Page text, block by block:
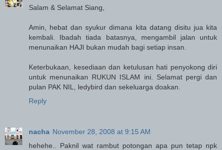
Salam & Selamat Siang,
Amin, hebat dan syukur dimana kita datang disitu jua kita
kembali. Ibadah tiada batasnya, mengambil jalan untuk
menunaikan HAJI bukan mudah bagi setiap insan.
Keterbukaan, kesediaan dan ketulusan hati penyokong diri
untuk menunaikan RUKUN ISLAM ini. Selamat pergi dan
pulan PAK NIL, ledybird dan sekeluarga doakan.
Reply
nacha November 28, 2008 at 9:15 AM
hehehe.. Paknil wat rambut potongan apa pun tetap npk